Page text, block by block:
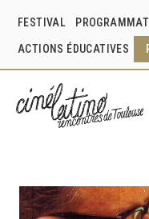
FESTIVAL
ACTIONS ÉDUCATIVES